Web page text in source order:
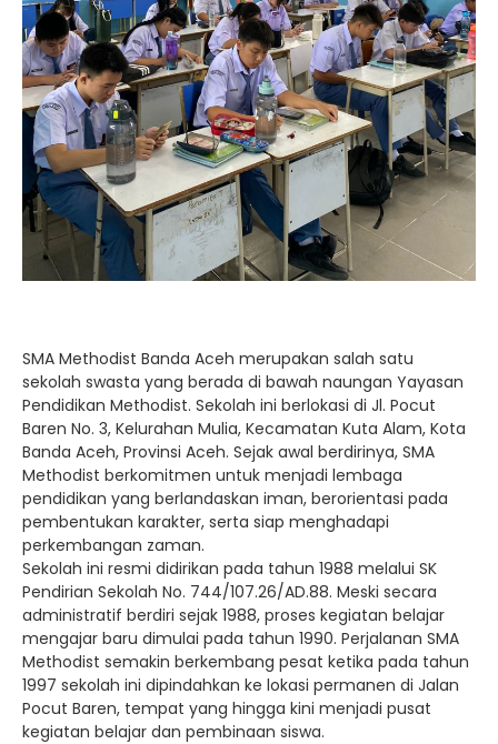
SMA Methodist Banda Aceh merupakan salah satu
sekolah swasta yang berada di bawah naungan Yayasan
Pendidikan Methodist. Sekolah ini berlokasi di Jl. Pocut
Baren No. 3, Kelurahan Mulia, Kecamatan Kuta Alam, Kota
Banda Aceh, Provinsi Aceh. Sejak awal berdirinya, SMA
Methodist berkomitmen untuk menjadi lembaga
pendidikan yang berlandaskan iman, berorientasi pada
pembentukan karakter, serta siap menghadapi
perkembangan zaman.
Sekolah ini resmi didirikan pada tahun 1988 melalui SK
Pendirian Sekolah No. 744/107.26/AD.88. Meski secara
administratif berdiri sejak 1988, proses kegiatan belajar
mengajar baru dimulai pada tahun 1990. Perjalanan SMA
Methodist semakin berkembang pesat ketika pada tahun
1997 sekolah ini dipindahkan ke lokasi permanen di Jalan
Pocut Baren, tempat yang hingga kini menjadi pusat
kegiatan belajar dan pembinaan siswa.